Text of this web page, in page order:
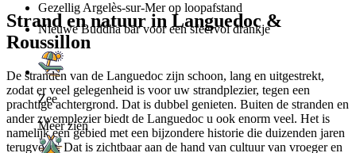
Strand en natuur in Languedoc &
Roussillon
De stranden van de Languedoc zijn schoon, lang en uitgestrekt,
zodat er veel gelegenheid is voor uw strandplezier, tegen een
prachtige achtergrond. Dat is dubbel genieten. Buiten de stranden en
ander zwemplezier biedt de Languedoc u ook enorm veel. Het is
namelijk een gebied met een bijzondere historie die duizenden jaren
terugvoert. Dat is zichtbaar aan de hand van cultuur van vroeger en
Gezellig Argelès-sur-Mer op loopafstand
Nieuwe Buddha bar voor een sfeervol drankje
Zee
Meer zien